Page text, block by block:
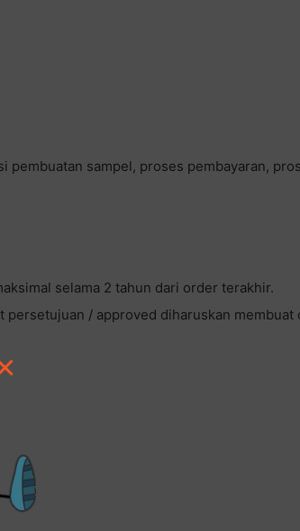
sampel, proses pembayaran,
selama 2 tahun dari order terakhir.
/ approved diharuskan membuat